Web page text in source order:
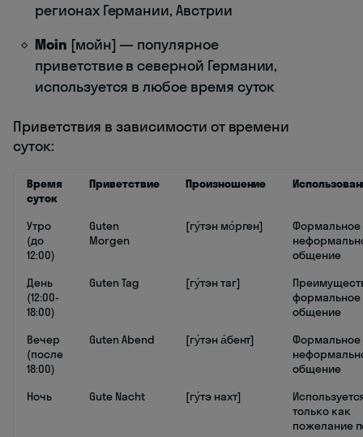
регионах Германии, Австрии
Moin [мойн] — популярное
приветствие в северной Германии,
используется в любое время суток
Приветствия в зависимости от времени
суток:
Время
суток
Приветствие Произношение
Утро
(до
12:00)
Guten
Morgen
[гу́тэн мо́рген]
Формальное
общение
День
(12:00-
18:00)
Guten Tag [гу́тэн таг]
формальное
общение
Вечер
(после
18:00)
Guten Abend [гу́тэн а́бент]
Формальное
общение
Ночь
Gute Nacht [гу́тэ нахт]
только как
пожелание